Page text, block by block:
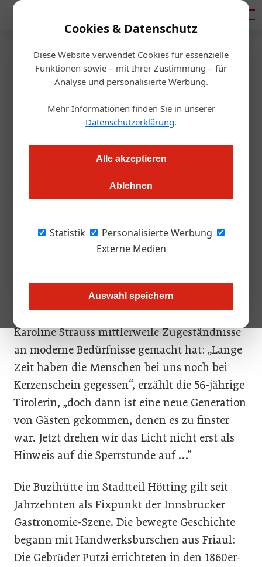
Cookies & Datenschutz
Diese Website verwendet Cookies für essenzielle
Funktionen sowie – mit Ihrer Zustimmung – für
Analyse und personalisierte Werbung.
Mehr Informationen finden Sie in unserer
Datenschutzerklärung.
Alle akzeptieren
Ablehnen
Statistik
Personalisierte Werbung
Externe Medien
Auswahl speichern
Startseite/Gastro & Hotel
Serie „Mein Wirtshaus“:
Buzihütte
Mit Blick auf Innsbruck erlaubt die Buzihütte eine Reise in eine
Vergangenheit, in der man Braten und Bier noch bei
dass saisonale, regionale Küche immer aktuell ist.
„Buzihüttenlied“ erzählen von der guten alten
Zeit, die man heute in der uralten Holzstube
Karoline Strauss mittlerweile Zugeständnisse
an moderne Bedürfnisse gemacht hat: „Lange
Zeit haben die Menschen bei uns noch bei
Kerzenschein gegessen“, erzählt die 56-jährige
Tirolerin, „doch dann ist eine neue Generation
von Gästen gekommen, denen es zu finster
war. Jetzt drehen wir das Licht nicht erst als
Hinweis auf die Sperrstunde auf …“
Die Buzihütte im Stadtteil Hötting gilt seit
Jahrzehnten als Fixpunkt der Innsbrucker
Gastronomie-Szene. Die bewegte Geschichte
begann mit Handwerksburschen aus Friaul:
Die Gebrüder Putzi errichteten in den 1860er-